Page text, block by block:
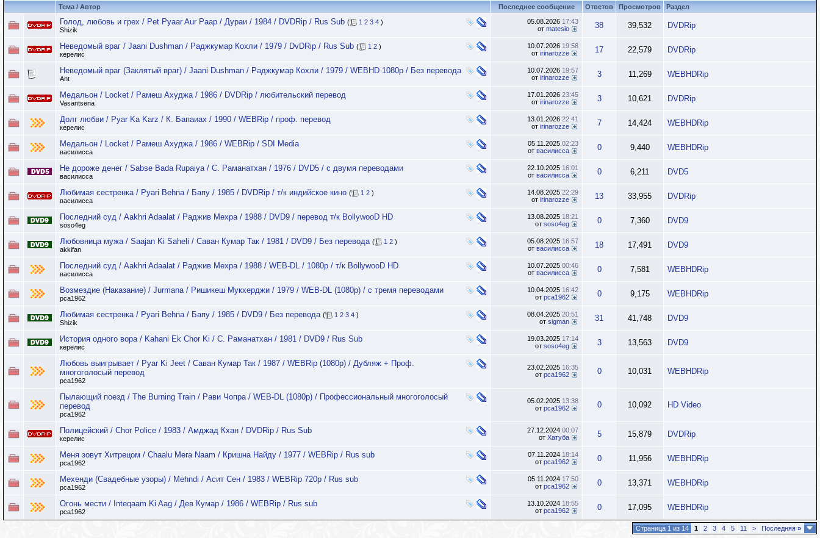
Тема / Автор Последнее сообщение Ответов Просмотров Раздел
Голод, любовь и грех / Pet Pyaar Aur Paap / Дураи / 1984 / DVDRip / Rus Sub ( 1 2 3 4 )
Shizik
05.08.2026 17:43
от matesio 38 39,532 DVDRip
Неведомый враг / Jaani Dushman / Раджкумар Кохли / 1979 / DvDRip / Rus Sub ( 1 2 )
керелис
10.07.2026 19:58
от irinarozze 17 22,579 DVDRip
Неведомый враг (Заклятый враг) / Jaani Dushman / Раджкумар Кохли / 1979 / WEBHD 1080p / Без перевода
Ant
10.07.2026 19:57
от irinarozze 3 11,269 WEBHDRip
Медальон / Locket / Рамеш Ахуджа / 1986 / DVDRip / любительский перевод
Vasantsena
17.01.2026 23:45
от irinarozze 3 10,621 DVDRip
Долг любви / Pyar Ka Karz / К. Бапаиах / 1990 / WEBRip / проф. перевод
керелис
13.01.2026 22:41
от irinarozze 7 14,424 WEBHDRip
Медальон / Locket / Рамеш Ахуджа / 1986 / WEBRip / SDI Media
василисса
05.11.2025 02:23
от василисса 0 9,440 WEBHDRip
Не дороже денег / Sabse Bada Rupaiya / С. Раманатхан / 1976 / DVD5 / с двумя переводами
василисса
22.10.2025 16:01
от василисса 0 6,211 DVD5
Любимая сестренка / Pyari Behna / Бапу / 1985 / DVDRip / т/к индийское кино ( 1 2 )
василисса
14.08.2025 22:29
от irinarozze 13 33,955 DVDRip
Последний суд / Aakhri Adaalat / Раджив Мехра / 1988 / DVD9 / перевод т/к BollywooD HD
soso4eg
13.08.2025 18:21
от soso4eg 0 7,360 DVD9
Любовница мужа / Saajan Ki Saheli / Саван Кумар Так / 1981 / DVD9 / Без перевода ( 1 2 )
akkifan
05.08.2025 16:57
от василисса 18 17,491 DVD9
Последний суд / Aakhri Adaalat / Раджив Мехра / 1988 / WEB-DL / 1080p / т/к BollywooD HD
василисса
10.07.2025 00:46
от василисса 0 7,581 WEBHDRip
Возмездие (Наказание) / Jurmana / Ришикеш Мукхерджи / 1979 / WEB-DL (1080p) / с тремя переводами
pca1962
10.04.2025 16:42
от pca1962 0 9,175 WEBHDRip
Любимая сестренка / Pyari Behna / Бапу / 1985 / DVD9 / Без перевода ( 1 2 3 4 )
Shizik
08.04.2025 20:51
от sigman 31 41,748 DVD9
История одного вора / Kahani Ek Chor Ki / С. Раманатхан / 1981 / DVD9 / Rus Sub
керелис
19.03.2025 17:14
от soso4eg 3 13,563 DVD9
Любовь выигрывает / Pyar Ki Jeet / Саван Кумар Так / 1987 / WEBRip (1080p) / Дубляж + Проф.
многоголосый перевод
pca1962
23.02.2025 16:35
от pca1962 0 10,031 WEBHDRip
Пылающий поезд / The Burning Train / Рави Чопра / WEB-DL (1080p) / Профессиональный многоголосый
перевод
pca1962
05.02.2025 13:38
от pca1962 0 10,092 HD Video
Полицейский / Chor Police / 1983 / Амджад Кхан / DVDRip / Rus Sub
керелис
27.12.2024 00:07
от Хатуба 5 15,879 DVDRip
Меня зовут Хитрецом / Chaalu Mera Naam / Кришна Найду / 1977 / WEBRip / Rus sub
pca1962
07.11.2024 18:14
от pca1962 0 11,956 WEBHDRip
Мехенди (Свадебные узоры) / Mehndi / Асит Сен / 1983 / WEBRip 720p / Rus sub
pca1962
05.11.2024 17:50
от pca1962 0 13,371 WEBHDRip
Огонь мести / Inteqaam Ki Aag / Дев Кумар / 1986 / WEBRip / Rus sub
pca1962
13.10.2024 18:55
от pca1962 0 17,095 WEBHDRip
Страница 1 из 14 1 2 3 4 5 11 > Последняя »